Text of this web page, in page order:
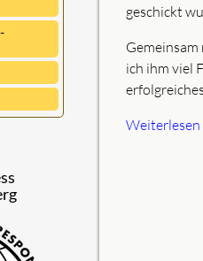
geschickt
ich ihm viel
Weiterlesen ...